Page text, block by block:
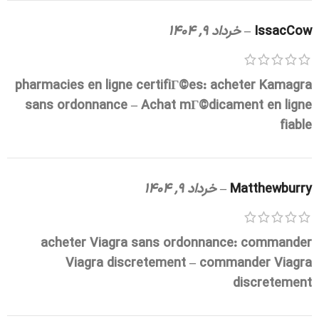
IssacCow
–خرداد 9, 1404
pharmacies en ligne certifiГ©es: acheter Kamagra
sans ordonnance– Achat mГ©dicament en ligne
fiable
Matthewburry
–خرداد 9, 1404
acheter Viagra sans ordonnance: commander
Viagra discretement– commander Viagra
discretement